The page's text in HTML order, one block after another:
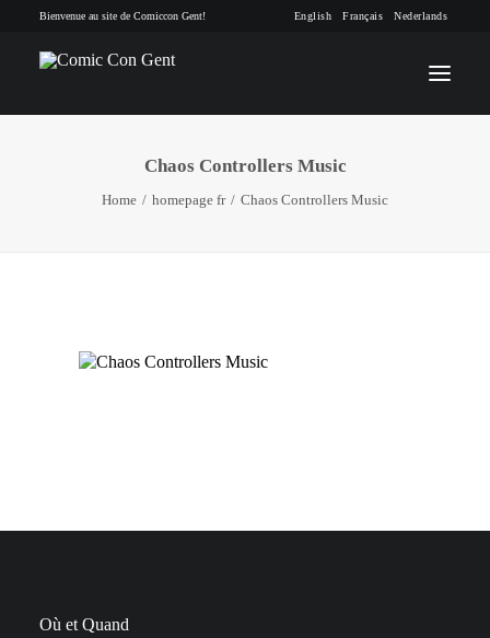
Bienvenue au site de Comiccon Gent! English Français Nederlands
INFO
Chaos Controllers Music
Home homepage fr Chaos Controllers Music
Où et Quand